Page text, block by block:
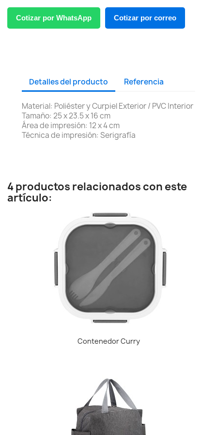
Cotizar por WhatsApp Cotizar por correo
Detalles del producto Referencia
Material: Poliéster y Curpiel Exterior / PVC Interior
Tamaño: 25 x 23.5 x 16 cm
Área de impresión: 12 x 4 cm
Técnica de impresión: Serigrafía
4 productos relacionados con este
artículo:
Contenedor Curry